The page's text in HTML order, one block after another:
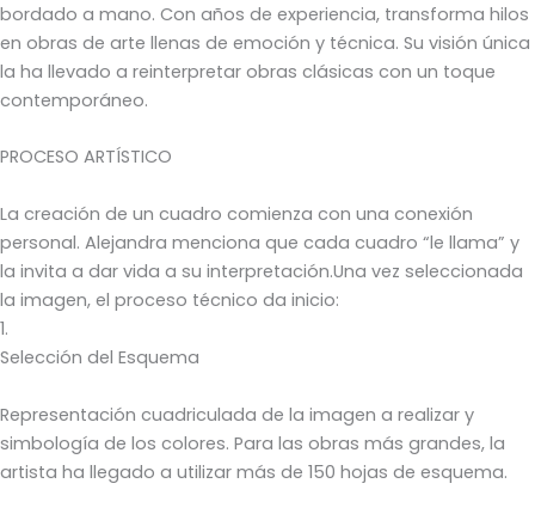
bordado a mano. Con años de experiencia, transforma hilos
en obras de arte llenas de emoción y técnica. Su visión única
la ha llevado a reinterpretar obras clásicas con un toque
contemporáneo.
PROCESO ARTÍSTICO
La creación de un cuadro comienza con una conexión
personal. Alejandra menciona que cada cuadro “le llama” y
la invita a dar vida a su interpretación.Una vez seleccionada
la imagen, el proceso técnico da inicio:
1.
Selección del Esquema
Representación cuadriculada de la imagen a realizar y
simbología de los colores. Para las obras más grandes, la
artista ha llegado a utilizar más de 150 hojas de esquema.